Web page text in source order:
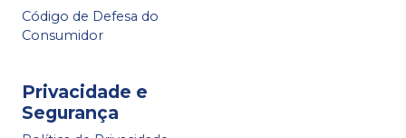
Código de Defesa do
Consumidor
Privacidade e
Segurança